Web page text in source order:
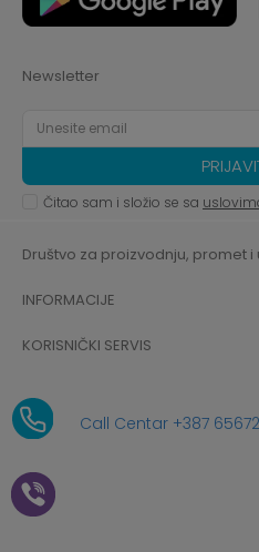
Newsletter
Čitao sam i složio se sa
Društvo za proizvodnju, promet
HILANDARSKA 32, ISTOČNO
aksaonlinebih@aksabih.ba
5514802214205743
61-01-0052-11
11079253
INFORMACIJE
Zaposlenje
Saradnja
KORISNIČKI SERVIS
Uslovi korišćenja i prodaje
Kako kupiti
Call Centar +387